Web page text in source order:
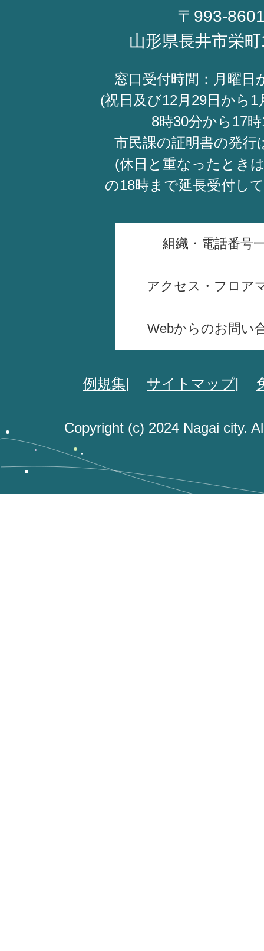
〒993-
山形県長井市栄
窓口受付時間：月曜日
(祝日及び12月29日から1
8時30分から17
市民課の証明書の発行
(休日と重なったとき
の18時まで延長受付し
組織・電話番号
アクセス・フロア
Webからのお問い
例規集 サイトマップ
Copyright (c) 2024 Nagai city.